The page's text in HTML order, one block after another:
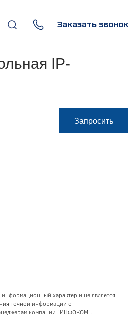
д. 6, стр. 1,
Заказать звонок
IP-
Запросить
характер и не является
точной информации о
компании "ИНФОКОМ".